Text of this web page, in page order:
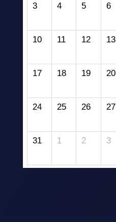
3 4 5 6
10 11 12 13
17 18 19 20
24 25 26 27
31 1 2 3